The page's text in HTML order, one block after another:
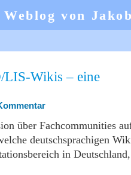
von
LIS-Wikis – eine
über Fachcommunities
deutschsprachigen
in